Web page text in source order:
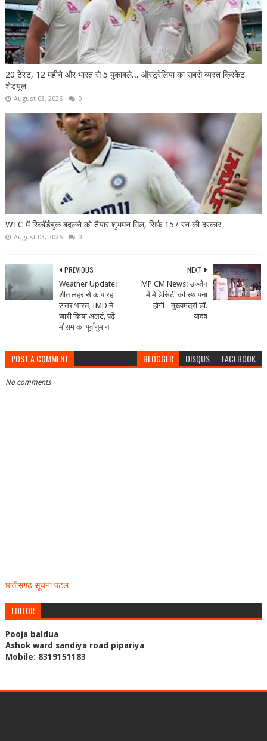
20 टेस्ट, 12 महीने और भारत से 5 मुकाबले... ऑस्ट्रेलिया का सबसे व्यस्त क्रिकेट
शेड्यूल
August 03, 2026 0
WTC में रिकॉर्डबुक बदलने को तैयार शुभमन गिल, सिर्फ 157 रन की दरकार
August 03, 2026 0
NEXT
MP CM News: उज्जैन
में मेडिसिटी की स्थापना
होगी - मुख्यमंत्री डॉ.
यादव
PREVIOUS
Weather Update:
शीत लहर से कांप रहा
उत्तर भारत, IMD ने
जारी किया अलर्ट, पढ़ें
मौसम का पूर्वानुमान
POST A COMMENT BLOGGER DISQUS FACEBOOK
No comments
छत्तीसगढ़ सूचना पटल
EDITOR
Pooja baldua
Ashok ward sandiya road pipariya
Mobile: 8319151183